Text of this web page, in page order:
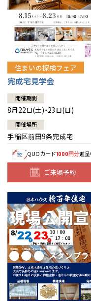
住まいの探検フェア
完成宅見学会
開催期間
8月22日(土)・23日(日)
開催場所
手稲区前田9条完成宅
QUOカード1000円分進呈
ご来場予約
札幌
道央
道北
道南
道東
東北
青森
秋田
岩手
山形
宮城
福島
甲信越・北陸
新潟
山梨
長野
富山
石川
福井
関東
東京
神奈川
埼玉
千葉
茨城
栃木
群馬
東海
愛知
岐阜
静岡
三重
近畿
大阪
京都
兵庫
奈良
滋賀
和歌山
中国・四国
岡山
香川
愛媛
鳥取
島根
広島
九州
福岡
佐賀
熊本
大分
宮崎
分譲マンション
※現住所のある都道府県
くの展示場又は店舗にお
応します。お気軽にご相
札幌
札幌
小
道央
苫
小
道北
道南
道東
釧
東北
青森県
八
青
秋田県
秋田
岩手県
山形県
宮城県
仙
福島県
会津
甲信越・北陸
新潟県
長岡
山梨県
長野県
富山県
富
石川県
福井県
福
関東
東京都
神奈川県
相
埼玉県
埼
千葉県
千
柏
茨城県
水
栃木県
宇
小
群馬県
群
伊
東海
愛知県
岐阜県
岐
静岡県
三重県
四
近畿
大阪府
大
京都府
京
兵庫県
姫
奈良県
奈
中国・四国
岡山県
岡
愛媛県
松
九州
福岡県
福
佐賀県
佐
熊本県
熊
大分県
大
宮崎県
宮
鹿児島県
鹿